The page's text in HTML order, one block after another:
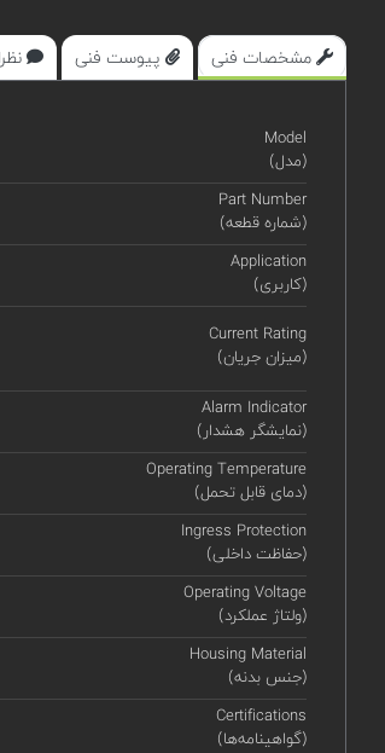
مشخصات فنی پیوست فنی
Model
(مدل)
Part Number
(شماره قطعه)
Application
(کاربری)
Current Rating
(میزان جریان)
Alarm Indicator
(نمایشگر هشدار)
Operating Temperature
(دمای قابل تحمل)
Ingress Protection
(حفاظت داخلی)
Operating Voltage
(ولتاژ عملکرد)
Housing Material
(جنس بدنه)
Certifications
(گواهینامه‌ها)